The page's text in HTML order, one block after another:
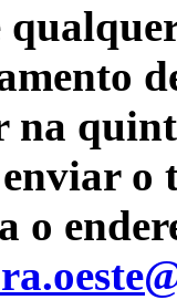
na
enviar
o